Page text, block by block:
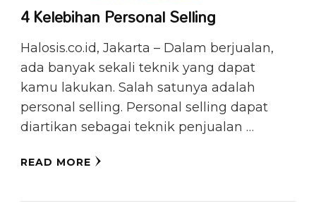
4 Kelebihan Personal Selling
Halosis.co.id, Jakarta – Dalam berjualan,
ada banyak sekali teknik yang dapat
kamu lakukan. Salah satunya adalah
personal selling. Personal selling dapat
diartikan sebagai teknik penjualan …
READ MORE